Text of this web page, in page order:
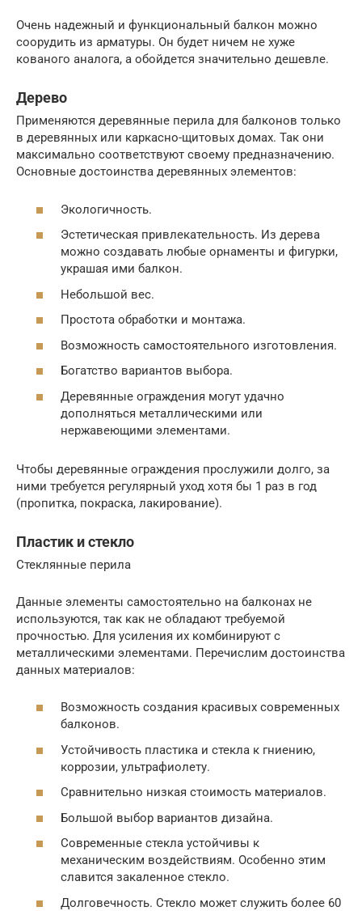
Очень надежный и функциональный балкон можно
соорудить из арматуры. Он будет ничем не хуже
кованого аналога, а обойдется значительно дешевле.
Дерево
Применяются деревянные перила для балконов только
в деревянных или каркасно-щитовых домах. Так они
максимально соответствуют своему предназначению.
Основные достоинства деревянных элементов:
Экологичность.
Эстетическая привлекательность. Из дерева
можно создавать любые орнаменты и фигурки,
украшая ими балкон.
Небольшой вес.
Простота обработки и монтажа.
Возможность самостоятельного изготовления.
Богатство вариантов выбора.
Деревянные ограждения могут удачно
дополняться металлическими или
нержавеющими элементами.
Чтобы деревянные ограждения прослужили долго, за
ними требуется регулярный уход хотя бы 1 раз в год
(пропитка, покраска, лакирование).
Пластик и стекло
Стеклянные перила
Данные элементы самостоятельно на балконах не
используются, так как не обладают требуемой
прочностью. Для усиления их комбинируют с
металлическими элементами. Перечислим достоинства
данных материалов:
Возможность создания красивых современных
балконов.
Устойчивость пластика и стекла к гниению,
коррозии, ультрафиолету.
Сравнительно низкая стоимость материалов.
Большой выбор вариантов дизайна.
Современные стекла устойчивы к
механическим воздействиям. Особенно этим
славится закаленное стекло.
Долговечность. Стекло может служить более 60